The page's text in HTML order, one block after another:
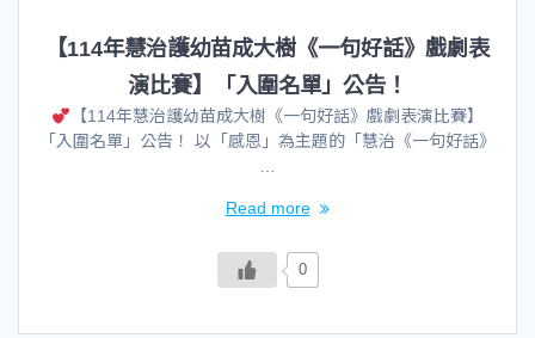
【114年慧治護幼苗成大樹《一句好話》戲劇表
演比賽】「入圍名單」公告！
【114年慧治護幼苗成大樹《一句好話》戲劇表演比賽】
「入圍名單」公告！ 以「感恩」為主題的「慧治《一句好話》
Read more
0